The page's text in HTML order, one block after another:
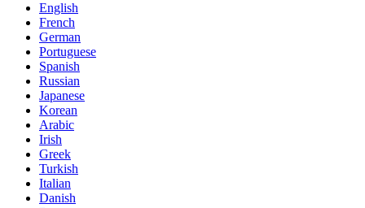
English
French
German
Portuguese
Spanish
Russian
Japanese
Korean
Arabic
Irish
Greek
Turkish
Italian
Danish